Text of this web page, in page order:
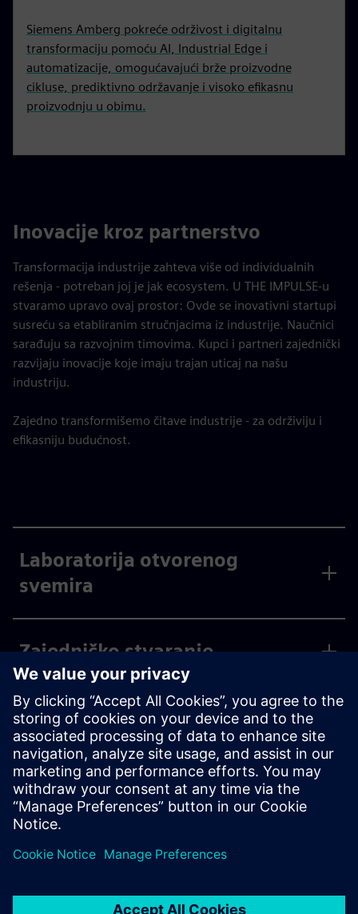
Siemens Amberg pokreće održivost i digitalnu
transformaciju pomoću AI, Industrial Edge i
automatizacije, omogućavajući brže proizvodne
cikluse, prediktivno održavanje i visoko efikasnu
proizvodnju u obimu.
Inovacije kroz partnerstvo
Transformacija industrije zahteva više od individualnih
rešenja - potreban joj je jak ecosystem. U THE IMPULSE-u
stvaramo upravo ovaj prostor: Ovde se inovativni startupi
susreću sa etabliranim stručnjacima iz industrije. Naučnici
sarađuju sa razvojnim timovima. Kupci i partneri zajednički
razvijaju inovacije koje imaju trajan uticaj na našu
industriju.
Zajedno transformišemo čitave industrije - za održiviju i
efikasniju budućnost.
Laboratorija otvorenog
svemira
Zajedničko stvaranje
Partnerski programi